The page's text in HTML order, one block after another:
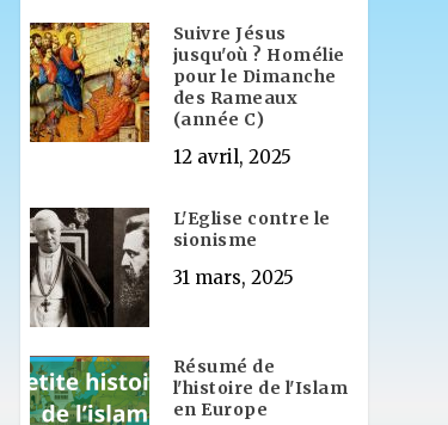
Suivre Jésus
jusqu'où ? Homélie
pour le Dimanche
des Rameaux
(année C)
12 avril, 2025
L'Eglise contre le
sionisme
31 mars, 2025
Résumé de
l'histoire de l'Islam
en Europe